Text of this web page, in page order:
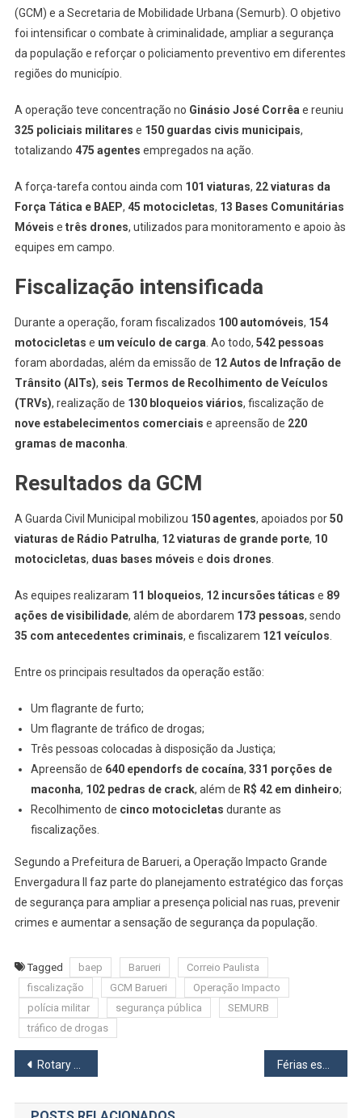
(GCM) e a Secretaria de Mobilidade Urbana (Semurb). O objetivo
foi intensificar o combate à criminalidade, ampliar a segurança
da população e reforçar o policiamento preventivo em diferentes
regiões do município.
A operação teve concentração no Ginásio José Corrêa e reuniu
325 policiais militares e 150 guardas civis municipais,
totalizando 475 agentes empregados na ação.
A força-tarefa contou ainda com 101 viaturas, 22 viaturas da
Força Tática e BAEP, 45 motocicletas, 13 Bases Comunitárias
Móveis e três drones, utilizados para monitoramento e apoio às
equipes em campo.
Fiscalização intensificada
Durante a operação, foram fiscalizados 100 automóveis, 154
motocicletas e um veículo de carga . Ao todo, 542 pessoas
foram abordadas, além da emissão de 12 Autos de Infração de
Trânsito (AITs), seis Termos de Recolhimento de Veículos
(TRVs), realização de 130 bloqueios viários, fiscalização de
nove estabelecimentos comerciais e apreensão de 220
gramas de maconha
Resultados da GCM
A Guarda Civil Municipal mobilizou 150 agentes, apoiados por50
viaturas de Rádio Patrulha, 12 viaturas de grande porte, 10
motocicletas, duas bases móveis e dois drones
As equipes realizaram 11 bloqueios, 12 incursões táticas e 89
ações de visibilidade, além de abordarem 173 pessoas, sendo
35 com antecedentes criminais, e fiscalizarem 121 veículos
Entre os principais resultados da operação estão:
Um flagrante de furto;
Um flagrante de tráfico de drogas;
Três pessoas colocadas à disposição da Justiça;
Apreensão de 640 ependorfs de cocaína, 331 porções de
maconha, 102 pedras de crack, além de R$ 42 em dinheiro;
Recolhimento de cinco motocicletas durante as
fiscalizações.
Segundo a Prefeitura de Barueri, a Operação Impacto Grande
Envergadura II faz parte do planejamento estratégico das forças
de segurança para ampliar a presença policial nas ruas, prevenir
crimes e aumentar a sensação de segurança da população.
Tagged baep Barueri
Correio Paulista
fiscalização
GCM Barueri
Operação Impacto
polícia militar
segurança pública
SEMURB
tráfico de drogas
Navegação
de
Rotary Club de Osasco empossa Adriano Dotto como presidente para o Ano Rotário 2026-2027